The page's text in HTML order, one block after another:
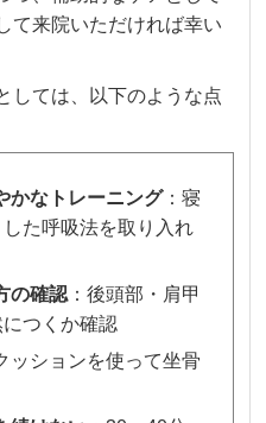
て来院いただければ幸い
しては、以下のような点
かなトレーニング：寝
た呼吸法を取り入れ
の確認：後頭部・肩甲
つくか確認
ッションを使って坐骨